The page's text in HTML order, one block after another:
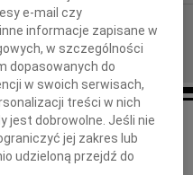
przyjęliśmy wiadomość o śmierci
e-mail czy
informacje zapisane w
w szczególności
dopasowanych do
w swoich serwisach,
treści w nich
jest dobrowolne. Jeśli nie
jej zakres lub
udzieloną przejdź do